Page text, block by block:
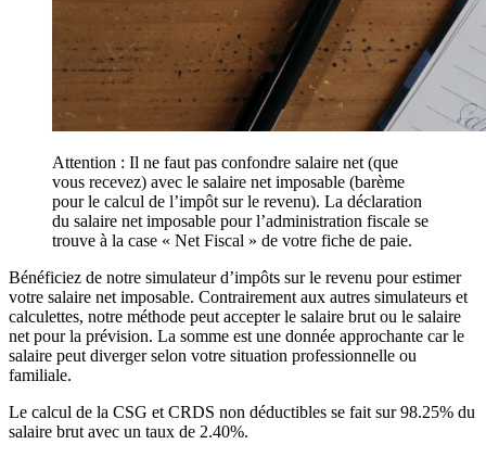
Attention : Il ne faut pas confondre salaire net (que
vous recevez) avec le salaire net imposable (barème
pour le calcul de l’impôt sur le revenu). La déclaration
du salaire net imposable pour l’administration fiscale se
trouve à la case « Net Fiscal » de votre fiche de paie.
Bénéficiez de notre simulateur d’impôts sur le revenu pour estimer
votre salaire net imposable. Contrairement aux autres simulateurs et
calculettes, notre méthode peut accepter le salaire brut ou le salaire
net pour la prévision. La somme est une donnée approchante car le
salaire peut diverger selon votre situation professionnelle ou
familiale.
Le calcul de la CSG et CRDS non déductibles se fait sur 98.25% du
salaire brut avec un taux de 2.40%.